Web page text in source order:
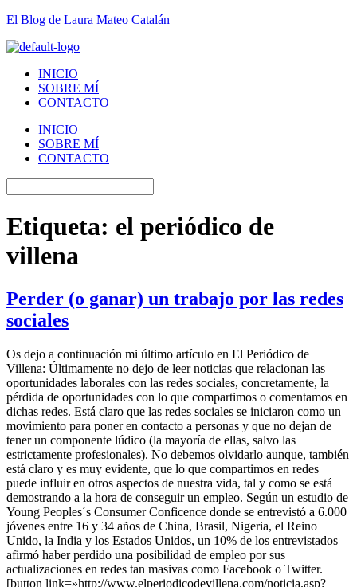
El Blog de Laura Mateo Catalán
INICIO
SOBRE MÍ
CONTACTO
INICIO
SOBRE MÍ
CONTACTO
Etiqueta: el periódico de
villena
Perder (o ganar) un trabajo por las redes
sociales
Os dejo a continuación mi último artículo en El Periódico de
Villena: Últimamente no dejo de leer noticias que relacionan las
oportunidades laborales con las redes sociales, concretamente, la
pérdida de oportunidades con lo que compartimos o comentamos en
dichas redes. Está claro que las redes sociales se iniciaron como un
movimiento para poner en contacto a personas y que no dejan de
tener un componente lúdico (la mayoría de ellas, salvo las
estrictamente profesionales). No debemos olvidarlo aunque, también
está claro y es muy evidente, que lo que compartimos en redes
puede influir en otros aspectos de nuestra vida, tal y como se está
demostrando a la hora de conseguir un empleo. Según un estudio de
Young Peoples´s Consumer Conficence donde se entrevistó a 6.000
jóvenes entre 16 y 34 años de China, Brasil, Nigeria, el Reino
Unido, la India y los Estados Unidos, un 10% de los entrevistados
afirmó haber perdido una posibilidad de empleo por sus
actualizaciones en redes tan masivas como Facebook o Twitter.
[button link=»http://www.elperiodicodevillena.com/noticia.asp?